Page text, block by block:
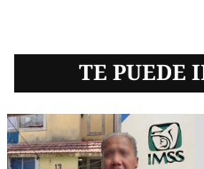
TE PUEDE